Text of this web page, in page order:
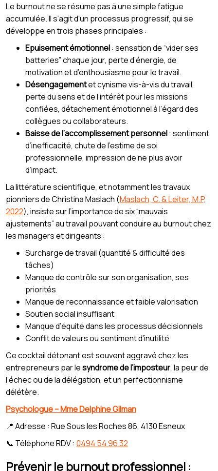
Le burnout ne se résume pas à une simple fatigue
accumulée. Il s'agit d'un processus progressif, qui se
développe en trois phases principales :
Epuisement émotionnel: sensation de “vider ses
batteries” chaque jour, perte d’énergie, de
motivation et d’enthousiasme pour le travail.
Désengagementet cynisme vis-à-vis du travail,
perte du sens et de l’intérêt pour les missions
confiées, détachement émotionnel à l’égard des
collègues ou collaborateurs.
Baisse de l’accomplissement personnel: sentiment
d’inefficacité, chute de l’estime de soi
professionnelle, impression de ne plus avoir
d’impact.
La littérature scientifique, et notamment les travaux
pionniers de Christina Maslach (Maslach, C. & Leiter, M.P,
2022), insiste sur l’importance de six “mauvais
ajustements” au travail pouvant conduire au burnout chez
les managers et dirigeants :
Surcharge de travail (quantité & difficulté des
tâches)
Manque de contrôle sur son organisation, ses
priorités
Manque de reconnaissance et faible valorisation
Soutien social insuffisant
Manque d’équité dans les processus décisionnels
Conflit de valeurs ou sentiment d’inutilité
Ce cocktail détonant est souvent aggravé chez les
entrepreneurs par lesyndrome de l’imposteur, la peur de
l’échec ou de la délégation, et un perfectionnisme
délétère.
Psychologue – Mme Delphine Gilman
📍 Adresse : Rue Sous les Roches 86, 4130 Esneux
📞 Téléphone RDV : 0494 54 96 32
Prévenir le burnout professionnel :